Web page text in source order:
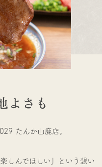
よ さ も
たんか山鹿店。
しんでほしい」という想い